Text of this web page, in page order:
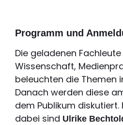
Programm und
Die geladenen
Wissenschaft,
beleuchten die Themen
Danach werden diese
dem Publikum diskutiert.
dabei sind Ulrike